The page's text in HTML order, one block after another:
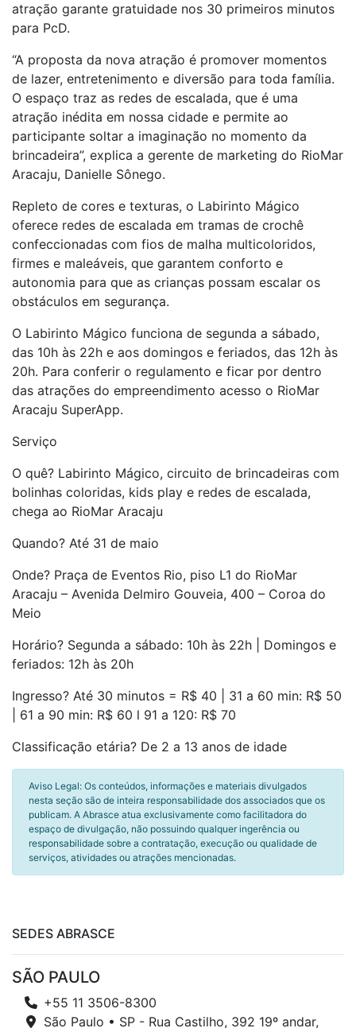
atração garante gratuidade nos 30 primeiros minutos
para PcD.
“A proposta da nova atração é promover momentos
de lazer, entretenimento e diversão para toda família.
O espaço traz as redes de escalada, que é uma
atração inédita em nossa cidade e permite ao
participante soltar a imaginação no momento da
brincadeira”, explica a gerente de marketing do RioMar
Aracaju, Danielle Sônego.
Repleto de cores e texturas, o Labirinto Mágico
oferece redes de escalada em tramas de crochê
confeccionadas com fios de malha multicoloridos,
firmes e maleáveis, que garantem conforto e
autonomia para que as crianças possam escalar os
obstáculos em segurança.
O Labirinto Mágico funciona de segunda a sábado,
das 10h às 22h e aos domingos e feriados, das 12h às
20h. Para conferir o regulamento e ficar por dentro
das atrações do empreendimento acesso o RioMar
Aracaju SuperApp.
Serviço
O quê? Labirinto Mágico, circuito de brincadeiras com
bolinhas coloridas, kids play e redes de escalada,
chega ao RioMar Aracaju
Quando? Até 31 de maio
Onde? Praça de Eventos Rio, piso L1 do RioMar
Aracaju – Avenida Delmiro Gouveia, 400 – Coroa do
Meio
Horário? Segunda a sábado: 10h às 22h | Domingos e
feriados: 12h às 20h
Ingresso? Até 30 minutos = R$ 40 | 31 a 60 min: R$ 50
| 61 a 90 min: R$ 60 l 91 a 120: R$ 70
Classificação etária? De 2 a 13 anos de idade
Aviso Legal: Os conteúdos, informações e materiais divulgados
nesta seção são de inteira responsabilidade dos associados que os
publicam. A Abrasce atua exclusivamente como facilitadora do
espaço de divulgação, não possuindo qualquer ingerência ou
responsabilidade sobre a contratação, execução ou qualidade de
serviços, atividades ou atrações mencionadas.
SEDES ABRASCE
SÃO PAULO
+55 11 3506-8300
São Paulo • SP - Rua Castilho, 392 19º andar,